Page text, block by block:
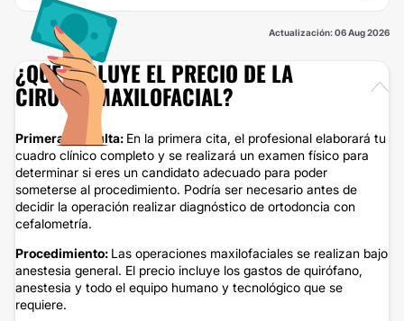
Actualización: 06 Aug 2026
¿QUÉ INCLUYE EL PRECIO DE LA
CIRUGÍA MAXILOFACIAL?
Primera consulta: En la primera cita, el profesional elaborará tu
cuadro clínico completo y se realizará un examen físico para
determinar si eres un candidato adecuado para poder
someterse al procedimiento. Podría ser necesario antes de
decidir la operación realizar diagnóstico de ortodoncia con
cefalometría.
Procedimiento: Las operaciones maxilofaciales se realizan bajo
anestesia general. El precio incluye los gastos de quirófano,
anestesia y todo el equipo humano y tecnológico que se
requiere.